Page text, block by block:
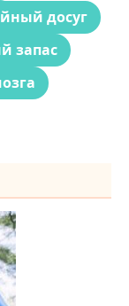
досуг
запас